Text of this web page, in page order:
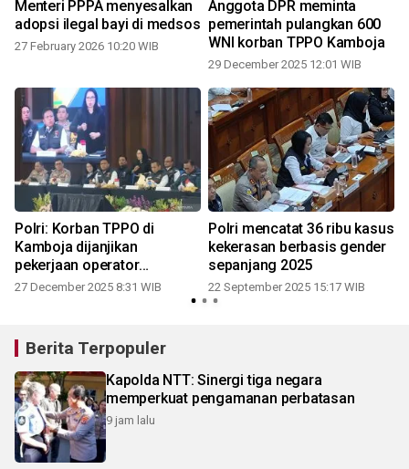
Menteri PPPA menyesalkan
adopsi ilegal bayi di medsos
27 February 2026 10:20 WIB
Anggota DPR meminta
pemerintah pulangkan 600
WNI korban TPPO Kamboja
29 December 2025 12:01 WIB
Polri: Korban TPPO di
Kamboja dijanjikan
pekerjaan operator
komputer
27 December 2025 8:31 WIB
Polri mencatat 36 ribu kasus
kekerasan berbasis gender
sepanjang 2025
22 September 2025 15:17 WIB
Berita Terpopuler
Kapolda NTT: Sinergi tiga negara
memperkuat pengamanan perbatasan
9 jam lalu